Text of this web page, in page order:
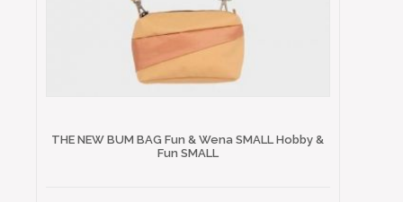
THE NEW BUM BAG Fun & Wena SMALL Hobby &
Fun SMALL